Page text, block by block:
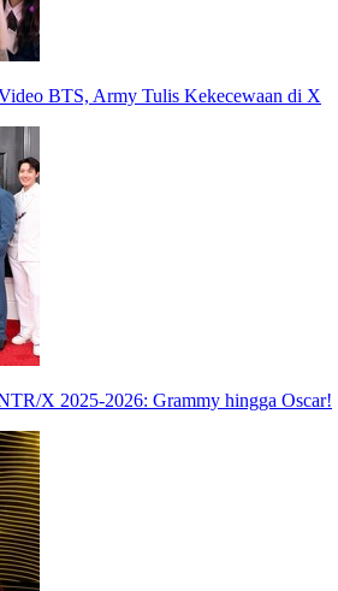
BTS, Army Tulis Kekecewaan di X
X 2025-2026: Grammy hingga Oscar!